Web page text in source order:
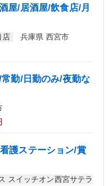
屋/居酒屋/飲食店/月
店
兵庫県 西宮市
常勤/日勤のみ/夜勤な
護ステーション/賞
スイッチオン西宮サテラ